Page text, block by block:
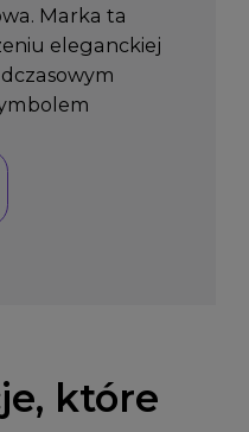
Marka ta
eleganckiej
które